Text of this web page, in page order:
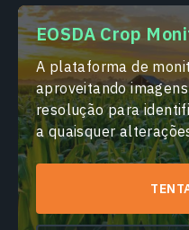
EOSDA Crop
A plataforma de
aproveitando
resolução para
a quaisquer